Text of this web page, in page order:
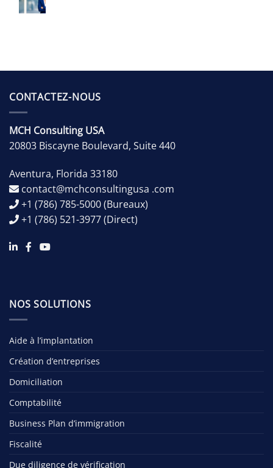
CONTACTEZ-NOUS
MCH Consulting USA
20803 Biscayne Boulevard, Suite 440
Aventura, Florida 33180
contact@mchconsultingusa .com
+1 (786) 785-5000(Bureaux)
+1 (786) 521-3977(Direct)
NOS SOLUTIONS
Aide à l’implantation
Création d’entreprises
Domiciliation
Comptabilité
Business Plan d’immigration
Fiscalité
Due diligence de vérification